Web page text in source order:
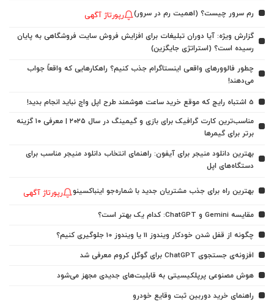
رم سرور چیست؟ (اهمیت رم در سرور) رپورتاژ آگهی
گزارش ویژه: آیا دوران تبلیغات برای افزایش فروش سایت فروشگاهی به پایان
رسیده است؟ (استراتژی جایگزین)
چطور فالوورهای واقعی اینستاگرام جذب کنیم؟ راهکارهایی که واقعاً جواب
می‌دهند!
5 اشتباه رایج که موقع خرید ساعت هوشمند طرح اپل واچ نباید انجام بدید!
مناسب‌ترین کارت گرافیک برای بازی و گیمینگ در سال ۲۰۲۵ | معرفی ۱۰ گزینه
برتر برای گیمرها
بهترین دانلود منیجر برای آیفون: راهنمای انتخاب دانلود منیجر مناسب برای
دستگاه‌های اپل
بهترین راه برای جذب مشتریان جدید با شماره‌جو اینباکسینو رپورتاژ آگهی
مقایسه Gemini و ChatGPT: کدام یک بهتر است؟
چگونه از قفل شدن خودکار ویندوز 11 یا ویندوز 10 جلوگیری کنیم؟
افزونه‌ی جستجوی ChatGPT برای گوگل کروم معرفی شد
هوش مصنوعی پرپلکیسیتی به قابلیت‌های جدیدی مجهز می‌شود
راهنمای خرید دوربین ثبت وقایع خودرو